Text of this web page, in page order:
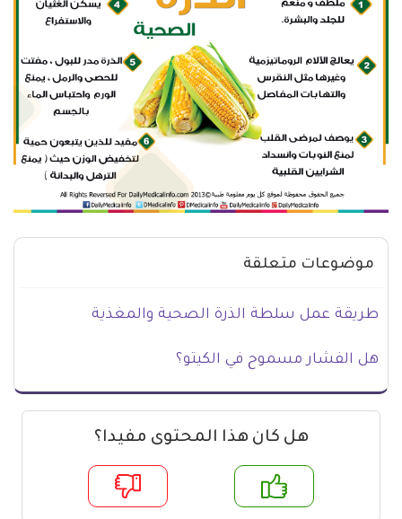
موضوعات متعلقة
طريقة عمل سلطة الذرة الصحية والمغذية
هل الفشار مسموح في الكيتو؟
هل كان هذا المحتوى مفيدا؟
لا